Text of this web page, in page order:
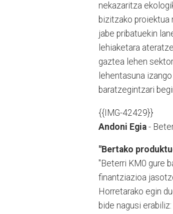
nekazaritza
bizitzako proiektua
jabe pribatuekin
lehiaketara
gaztea lehen
lehentasuna
baratzegintzari
{{IMG-42429}}
Andoni Egia -
"Bertako
"Beterri KM0 gure
finantziazioa
Horretarako egin
bide nagusi